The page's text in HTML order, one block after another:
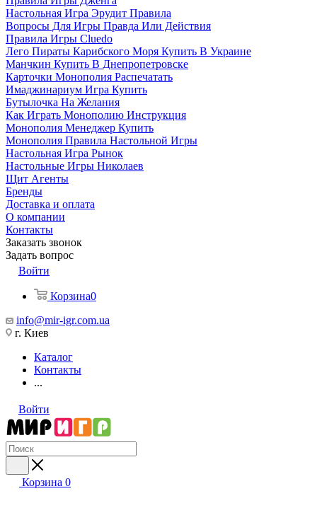
Настольная Игра Эрудит Правила
Вопросы Для Игры Правда Или Действия
Правила Игры Cluedo
Лего Пираты Карибского Моря Купить В Украине
Манчкин Купить В Днепропетровске
Карточки Монополия Распечатать
Имаджинариум Игра Купить
Бутылочка На Желания
Как Играть Монополию Инструкция
Монополия Менеджер Купить
Монополия Правила Настольной Игры
Настольная Игра Рынок
Настольные Игры Николаев
Щит Агенты
Бренды
Доставка и оплата
О компании
Контакты
Заказать звонок
Задать вопрос
Войти
Корзина0
info@mir-igr.com.ua
г. Киев
Каталог
Контакты
...
Войти
Корзина 0